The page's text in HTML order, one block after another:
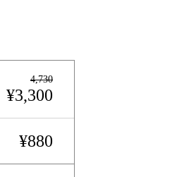
4,730
¥3,300
¥880